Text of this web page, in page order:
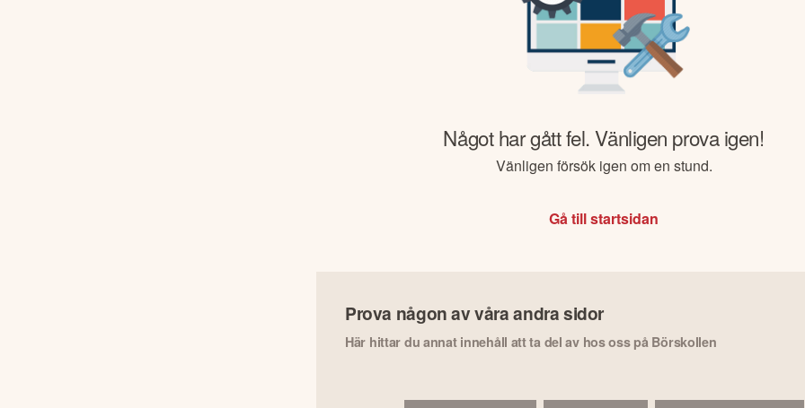
Något har gått fel. Vänligen prova igen!
Vänligen försök igen om en stund.
Gå till startsidan
Prova någon av våra andra sidor
Här hittar du annat innehåll att ta del av hos oss på Börskollen